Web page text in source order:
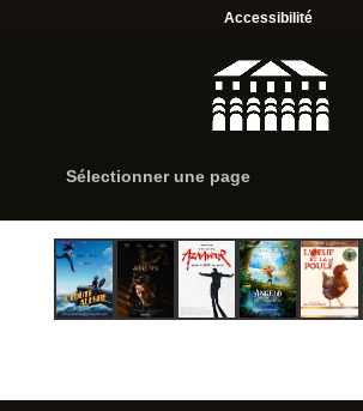
Accessibilité
Sélectionner une page